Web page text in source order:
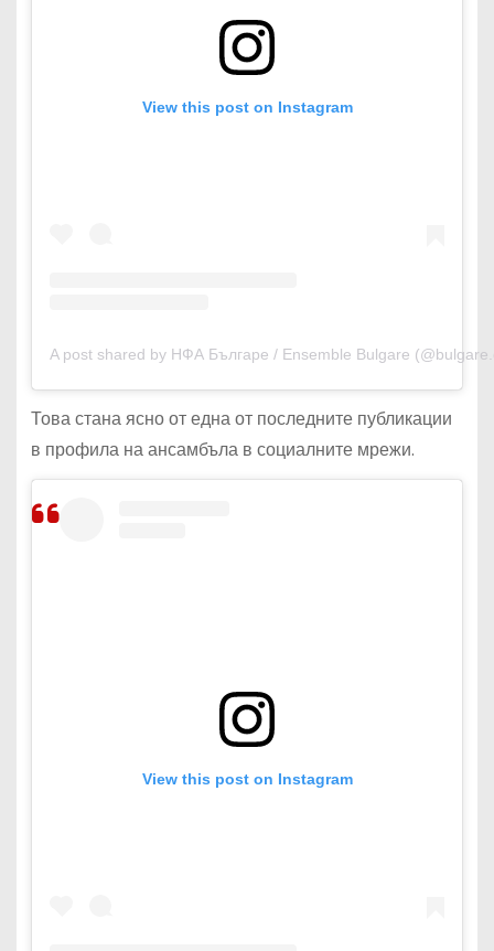
View this post on Instagram
A post shared by НФА Българе / Ensemble Bulgare
Това стана ясно от една от последните публикации
в профила на ансамбъла в социалните мрежи.
View this post on Instagram